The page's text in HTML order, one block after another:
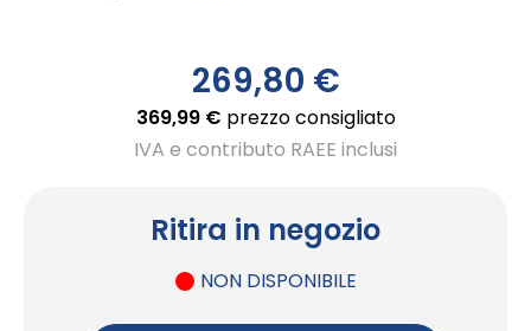
269,80 €
369,99 € prezzo consigliato
IVA e contributo RAEE inclusi
Ritira in negozio
NON DISPONIBILE